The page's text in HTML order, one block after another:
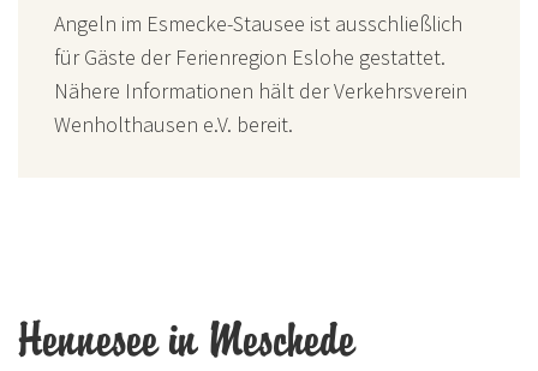
Angeln im Esmecke-Stausee ist ausschließlich
für Gäste der Ferienregion Eslohe gestattet.
Nähere Informationen hält der Verkehrsverein
Wenholthausen e.V. bereit.
Hennesee in Meschede